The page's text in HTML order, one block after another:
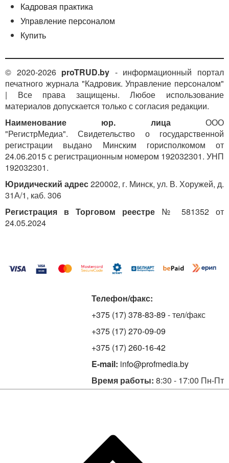
Кадровая практика
Управление персоналом
Купить
© 2020-2026 proTRUD.by - информационный портал
печатного журнала "Кадровик. Управление персоналом"
| Все права защищены. Любое использование
материалов допускается только с согласия редакции.
Наименование юр. лицаООО
"РегистрМедиа". Свидетельство о государственной
регистрации выдано Минским горисполкомом от
24.06.2015 с регистрационным номером 192032301. УНП
192032301.
Юридический адрес220002, г. Минск, ул. В. Хоружей, д.
31А/1, каб. 306
Регистрация в Торговом реестре № 581352 от
24.05.2024
Телефон/факс:
+375 (17) 378-83-89 - тел/факс
+375 (17) 270-09-09
+375 (17) 260-16-42
E-mail: info@profmedia.by
Время работы: 8:30 - 17:00 Пн-Пт